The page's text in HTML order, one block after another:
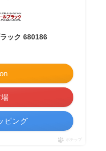
ック 680186
ピング
ポチップ